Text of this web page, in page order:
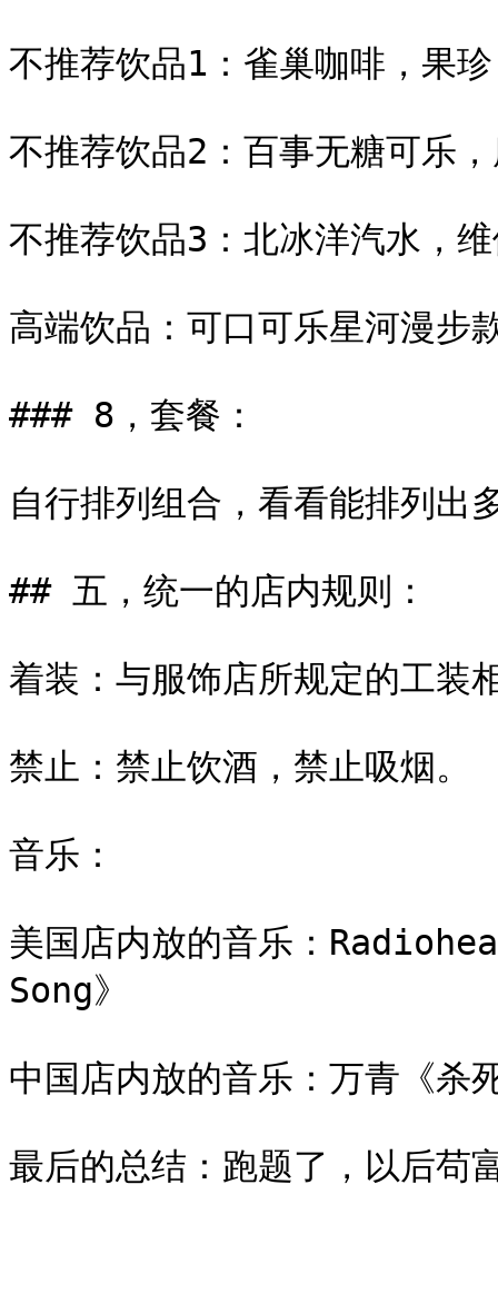
不推荐饮品1：雀巢咖啡，果珍
不推荐饮品2：百事无糖可乐
不推荐饮品3：北冰洋汽水，
高端饮品：可口可乐星河漫步
### 8，套餐：
自行排列组合，看看能排列出
## 五，统一的店内规则：
着装：与服饰店所规定的工装
禁止：禁止饮酒，禁止吸烟。
音乐：
美国店内放的音乐：
Song》
中国店内放的音乐：万青《杀